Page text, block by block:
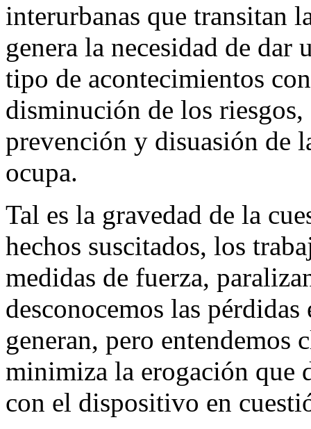
interurbanas que transitan
genera la necesidad de dar
tipo de acontecimientos
disminución de los
prevención y disuasión de
ocupa.
Tal es la gravedad de la
hechos suscitados, los
medidas de fuerza,
desconocemos las
generan, pero entendemos
minimiza la erogación que
con el dispositivo en